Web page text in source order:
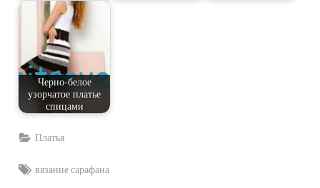
Черно-белое
узорчатое платье
спицами
Платья
Tags:
вязание сарафана